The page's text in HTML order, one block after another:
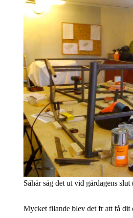
Såhär såg det ut vid gårdagens slut
Mycket filande blev det fr att få dit